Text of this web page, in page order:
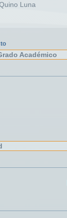
Luna
Académico